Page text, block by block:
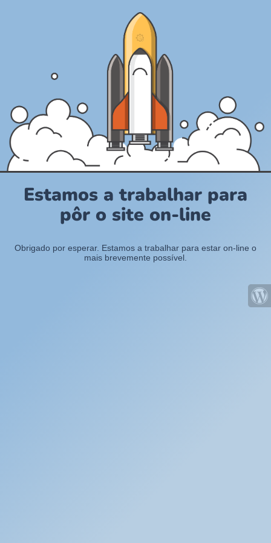
Estamos a trabalhar para
pôr o site on-line
Obrigado por esperar. Estamos a trabalhar para estar on-line o
mais brevemente possível.